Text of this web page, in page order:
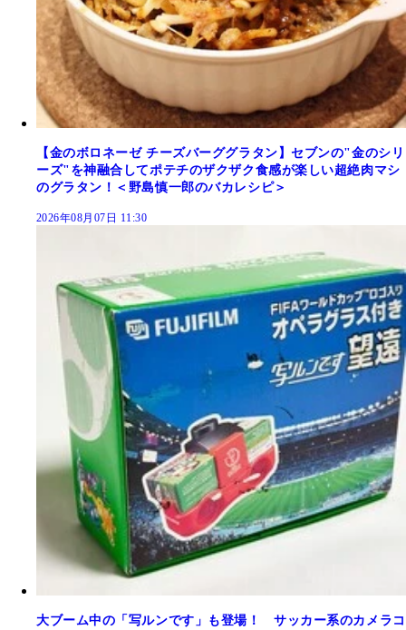
【金のボロネーゼ チーズバーググラタン】セブンの"金のシリ
ーズ"を神融合してポテチのザクザク食感が楽しい超絶肉マシ
のグラタン！＜野島慎一郎のバカレシピ＞
2026年08月07日 11:30
大ブーム中の「写ルンです」も登場！ サッカー系のカメラコ